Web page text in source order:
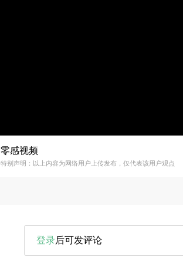
零感视频
特别声明：以上内容为网络用户上传发布，仅代表该用户观点
登录后可发评论